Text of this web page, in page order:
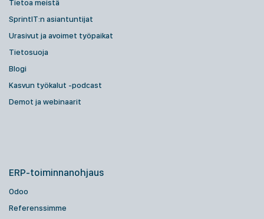
Tietoa meistä
SprintIT:n asiantuntijat
Urasivut ja avoimet työpaikat
Tietosuoja
Blogi
Kasvun työkalut -podcast
Demot ja webinaarit
ERP-toiminnanohjaus
Odoo
Referenssimme